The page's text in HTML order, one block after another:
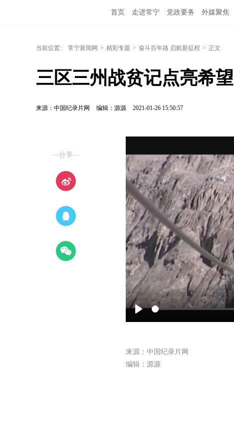
首页 走进常宁 党政要务 外媒聚焦
当前位置: 常宁新闻网 > 精彩专题 > 奋斗百年路 启航新征程 > 正文
三区三州战贫记点亮希望
来源：中国纪录片网 编辑：源源 2021-01-26 15:50:57
—分享—
Play
来源：中国纪录片网
编辑：源源